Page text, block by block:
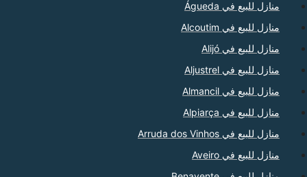
منازل للبيع في Águeda
منازل للبيع في Alcoutim
منازل للبيع في Alijó
منازل للبيع في Aljustrel
منازل للبيع في Almancil
منازل للبيع في Alpiarça
منازل للبيع في Arruda dos Vinhos
منازل للبيع في Aveiro